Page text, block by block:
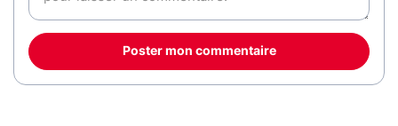
Poster mon commentaire